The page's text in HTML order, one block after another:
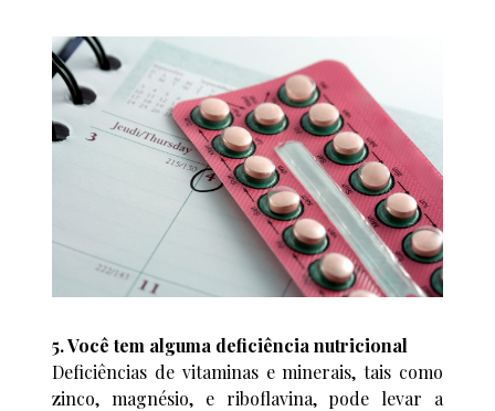
5. Você tem alguma deficiência nutricional
Deficiências de vitaminas e minerais, tais como
zinco, magnésio, e riboflavina, pode levar a